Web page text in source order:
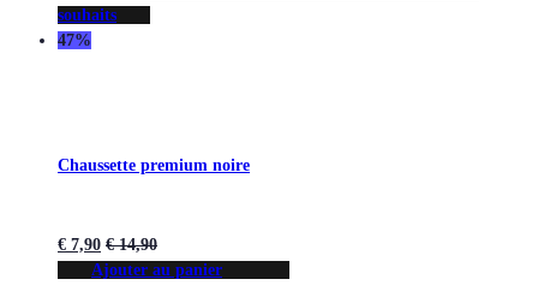
souhaits
47%
Chaussette premium noire
€ 7,90 €14,90
Ajouter au panier